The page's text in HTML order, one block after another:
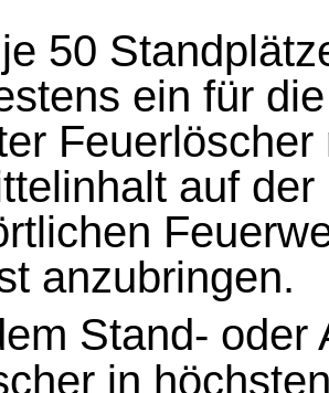
50
ein für
auf
anzubringen.
Stand- oder
in